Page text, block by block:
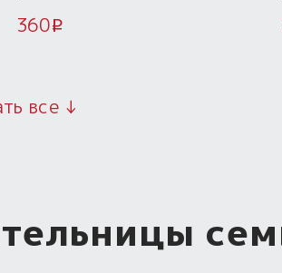
360i
все ↓